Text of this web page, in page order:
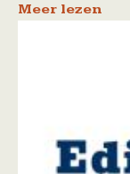
Meer lezen